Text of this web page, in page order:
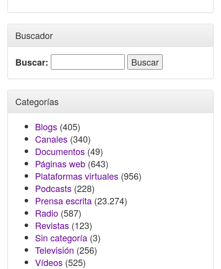
Buscador
Buscar:
Categorías
Blogs (405)
Canales (340)
Documentos (49)
Páginas web (643)
Plataformas virtuales (956)
Podcasts (228)
Prensa escrita (23.274)
Radio (587)
Revistas (123)
Sin categoría (3)
Televisión (256)
Vídeos (525)